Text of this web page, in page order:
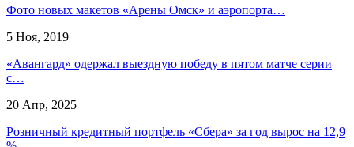
Фото новых макетов «Арены Омск» и аэропорта…
5 Ноя, 2019
«Авангард» одержал выездную победу в пятом матче серии
с…
20 Апр, 2025
Розничный кредитный портфель «Сбера» за год вырос на 12,9